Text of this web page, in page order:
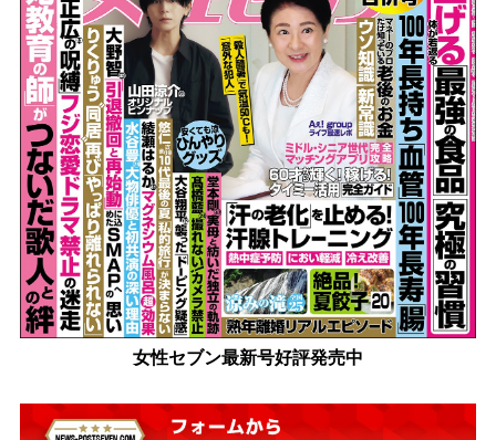
女性セブン最新号好評発売中